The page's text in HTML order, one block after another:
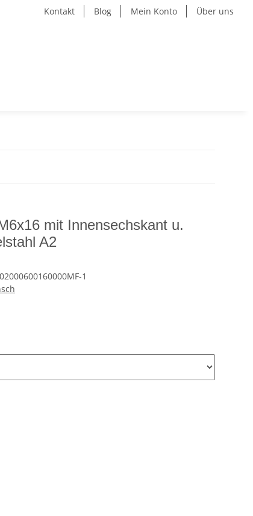
Kontakt Blog Mein Konto Über uns
mit Innensechskant u.
A2
1